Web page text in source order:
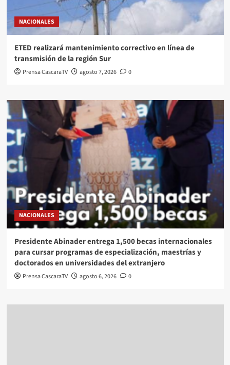
NACIONALES
ETED realizará mantenimiento correctivo en línea de
transmisión de la región Sur
Prensa CascaraTV agosto 7, 2026 0
NACIONALES
Presidente Abinader entrega 1,500 becas internacionales
para cursar programas de especialización, maestrías y
doctorados en universidades del extranjero
Prensa CascaraTV agosto 6, 2026 0